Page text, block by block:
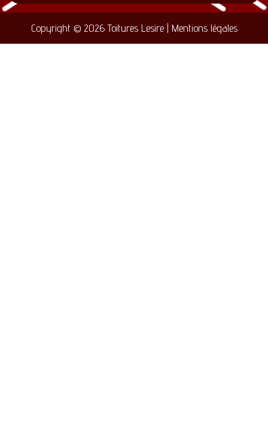
Copyright © 2026 Toitures Lesire | Mentions légales